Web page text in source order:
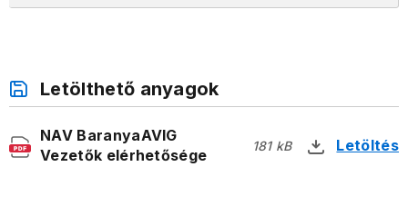
Letölthető anyagok
NAV BaranyaAVIG
Vezetők elérhetősége
181 kB Letöltés